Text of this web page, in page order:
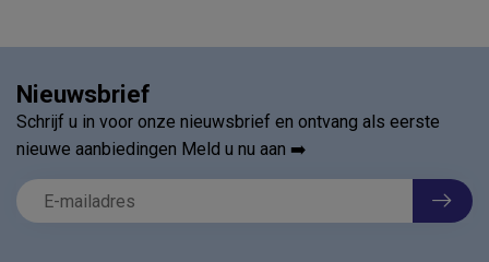
Nieuwsbrief
Schrijf u in voor onze nieuwsbrief en ontvang als eerste
nieuwe aanbiedingen Meld u nu aan ➡️